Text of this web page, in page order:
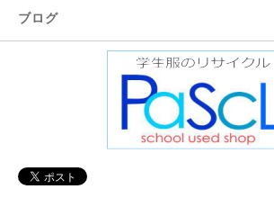
ブログ